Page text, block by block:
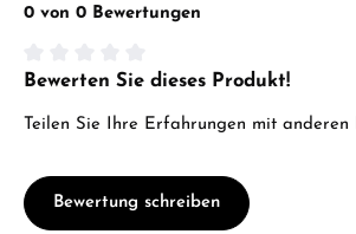
0 von 0 Bewertungen
Durchschnittliche Bewertung von 0 von 5
Bewerten Sie dieses Produkt!
Teilen Sie Ihre Erfahrungen mit anderen
Bewertung schreiben